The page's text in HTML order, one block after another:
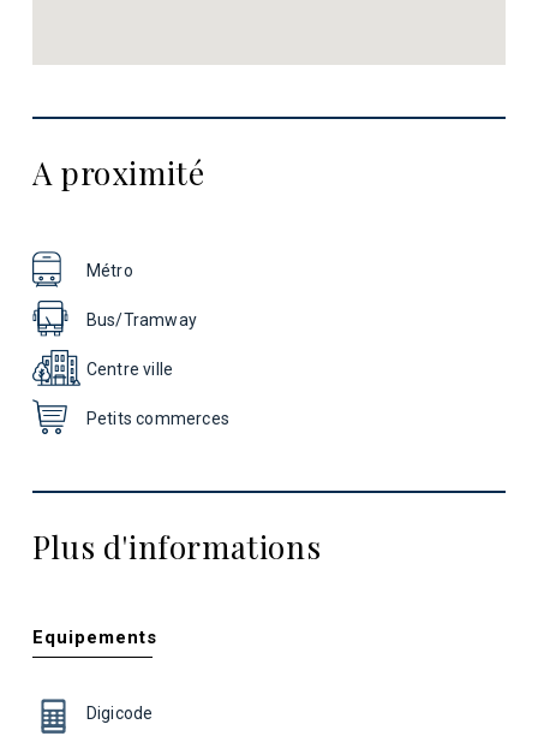
A proximité
Métro
Bus/Tramway
Centre ville
Petits commerces
Plus d'informations
Equipements
Digicode